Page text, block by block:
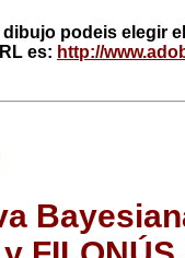
podeis elegir
es: http://